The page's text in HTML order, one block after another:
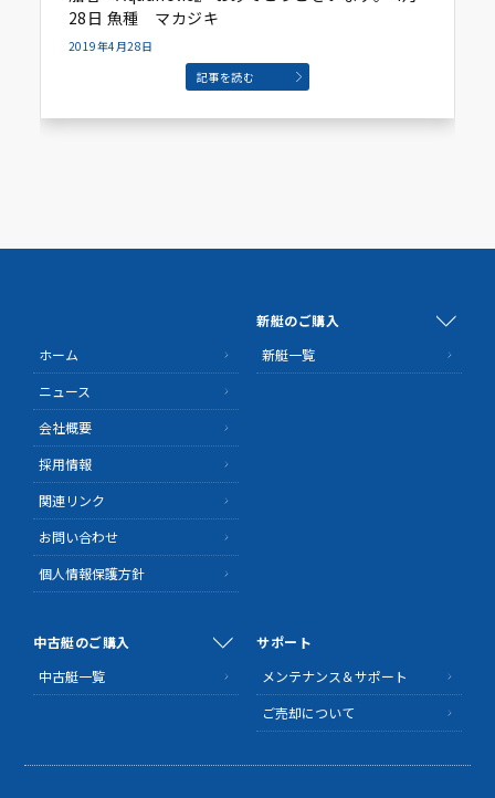
28日 魚種 マカジキ
2019年4月28日
記事を読む
ホーム
ニュース
会社概要
採用情報
関連リンク
お問い合わせ
個人情報保護方針
新艇のご購入
新艇一覧
中古艇のご購入
中古艇一覧
サポート
メンテナンス＆サポート
ご売却について